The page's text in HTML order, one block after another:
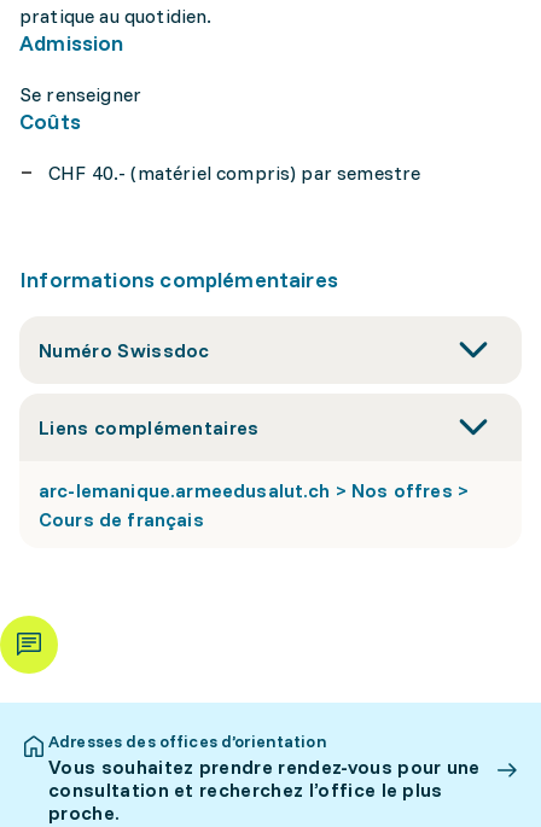
pratique au quotidien.
Admission
Se renseigner
Coûts
CHF 40.- (matériel compris) par semestre
Informations complémentaires
Numéro Swissdoc
Liens complémentaires
arc-lemanique.armeedusalut.ch > Nos offres >
Cours de français
Adresses des offices d’orientation
Vous souhaitez prendre rendez-vous pour une
consultation et recherchez l’office le plus
proche.